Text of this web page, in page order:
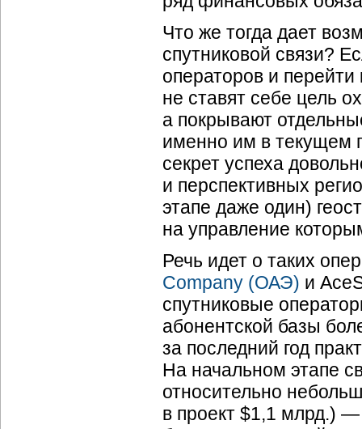
Что же тогда дает
спутниковой связи?
операторов и
не ставят себе цель
а покрывают
именно им в текущем
секрет успеха
и перспективных
этапе даже один)
на управление
Речь идет о таких
Company (ОАЭ) и
спутниковые
абонентской базы
за последний год
На начальном этапе
относительно
в проект $1,1 млрд.) —